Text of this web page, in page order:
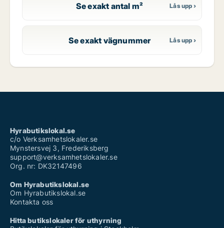
Se exakt antal m²
Se exakt vägnummer
Hyrabutikslokal.se
c/o Verksamhetslokaler.se
Mynstersvej 3, Frederiksberg
support@verksamhetslokaler.se
Org. nr: DK32147496
Om Hyrabutikslokal.se
Om Hyrabutikslokal.se
Kontakta oss
Hitta butikslokaler för uthyrning